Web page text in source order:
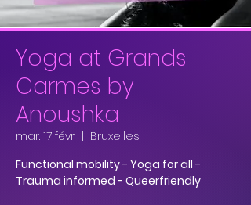
Yoga at Grands
Carmes by
Anoushka
mar. 17 févr.
Bruxelles
Functional mobility - Yoga for all -
Trauma informed - Queerfriendly